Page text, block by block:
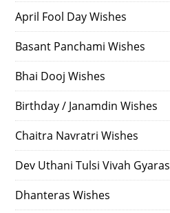
April Fool Day Wishes
Basant Panchami Wishes
Bhai Dooj Wishes
Birthday / Janamdin Wishes
Chaitra Navratri Wishes
Dev Uthani Tulsi Vivah Gyaras
Dhanteras Wishes